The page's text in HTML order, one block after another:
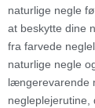
naturlige negle
at beskytte dine
fra farvede
naturlige negle
længerevarende